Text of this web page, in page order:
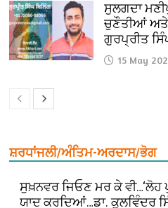
ਸੁਲਗਦਾ
ਚੁਣੌਤੀਆਂ ਅਤੇ
ਗੁਰਪ੍ਰੀਤ
15 May
ਸ਼ਰਧਾਂਜਲੀ/ਅੰਤਿਮ-ਅਰਦਾਸ/ਭੋਗ
ਸੁਖ਼ਨਵਰ ਜਿਓਣ ਮਰ ਕੇ
ਯਾਦ ਕਰਦਿਆਂ…ਡਾ. ਕੁਲਵਿੰਦਰ